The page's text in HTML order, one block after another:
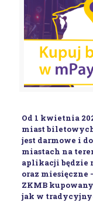
Od 1 kwietnia
miast
jest darmowe i
miastach na
aplikacji będzie
oraz miesięczne
ZKMB
jak w